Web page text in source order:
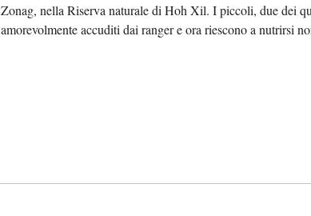
Zonag, nella Riserva naturale di Hoh Xil. I piccoli, due dei
amorevolmente accuditi dai ranger e ora riescono a nutrirsi